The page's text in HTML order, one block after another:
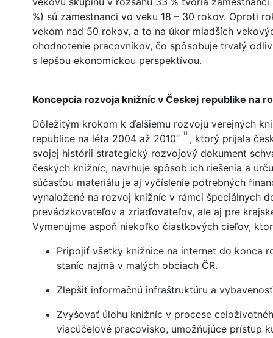
%) sú zamestnanci vo veku 18 – 30 rokov. Oproti
vekom nad 50 rokov, a to na úkor mladších
ohodnotenie pracovníkov, čo spôsobuje trvalý
s lepšou ekonomickou perspektívou.
Koncepcia rozvoja knižníc v Českej republike na
Dôležitým krokom k ďalšiemu rozvoju verejných
republice na léta 2004 až 2010” 11 , ktorý prijala
svojej histórii strategický rozvojový dokument
českých knižníc, navrhuje spôsob ich riešenia a
súčasťou materiálu je aj vyčíslenie potrebných
vynaložené na rozvoj knižníc v rámci špeciálnych
prevádzkovateľov a zriaďovateľov, ale aj pre
Vymenujme aspoň niekoľko čiastkových cieľov,
Pripojiť všetky knižnice na internet do konca
staníc najmä v malých obciach ČR.
Zlepšiť informačnú infraštruktúru a
Zvyšovať úlohu knižníc v procese
viacúčelové pracovisko, umožňujúce prístup